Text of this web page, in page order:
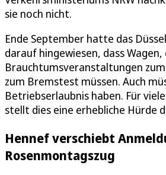
sie noch nicht.
Ende September hatte das
darauf hingewiesen, dass Wagen,
Brauchtumsveranstaltungen
zum Bremstest müssen. Auch
Betriebserlaubnis haben. Für
stellt dies eine erhebliche Hürde
Hennef verschiebt
Rosenmontagszug